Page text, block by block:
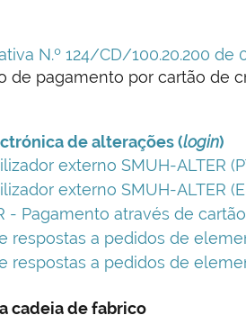
N.º 124/CD/100.20.200 de
de pagamento por cartão de
de alterações (login)
externo SMUH-ALTER
externo SMUH-ALTER
- Pagamento através de
respostas a pedidos de
respostas a pedidos de
cadeia de fabrico